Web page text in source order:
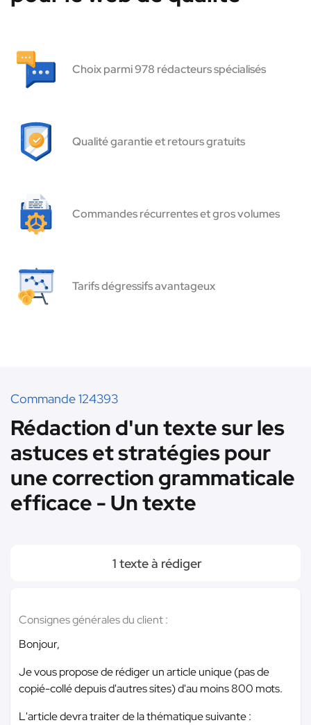
Choix parmi 978 rédacteurs spécialisés
Qualité garantie et retours gratuits
Commandes récurrentes et gros volumes
Tarifs dégressifs avantageux
Commande 124393
Rédaction d'un texte sur les
astuces et stratégies pour
une correction grammaticale
efficace - Un texte
1 texte à rédiger
Consignes générales du client :
Bonjour,
Je vous propose de rédiger un article unique (pas de
copié-collé depuis d'autres sites) d'au moins 800 mots.
L'article devra traiter de la thématique suivante :